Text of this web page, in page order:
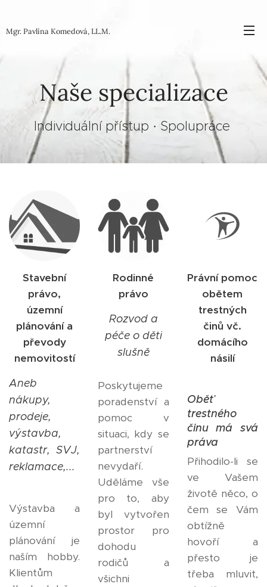
Mgr. Pavlína Komedová, LL.M.
Naše specializace
Individuální přístup · Spolupráce
Stavební
právo,
územní
plánování a
převody
nemovitostí
Aneb
nákupy,
prodeje,
výstavba,
katastr, SVJ,
reklamace,...
Výstavba a
územní
plánování je
naším hobby.
Klientům
Rodinné
právo
Rozvod a
péče o děti
slušně
Poskytujeme
poradenství a
pomoc v
situaci, kdy se
partnerství
nevydaří.
Uděláme vše
pro to, aby
byl vytvořen
prostor pro
dohodu
rodičů a
všichni
Právní pomoc
obětem
trestných
činů vč.
domácího
násilí
Oběť
trestného
činu má svá
práva
Přihodilo-li se
ve Vašem
životě něco, o
čem se Vám
obtížně
hovoří a
přesto je
třeba mluvit,